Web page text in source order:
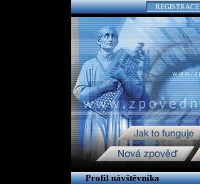
REGISTRACE
Profil návštěvníka